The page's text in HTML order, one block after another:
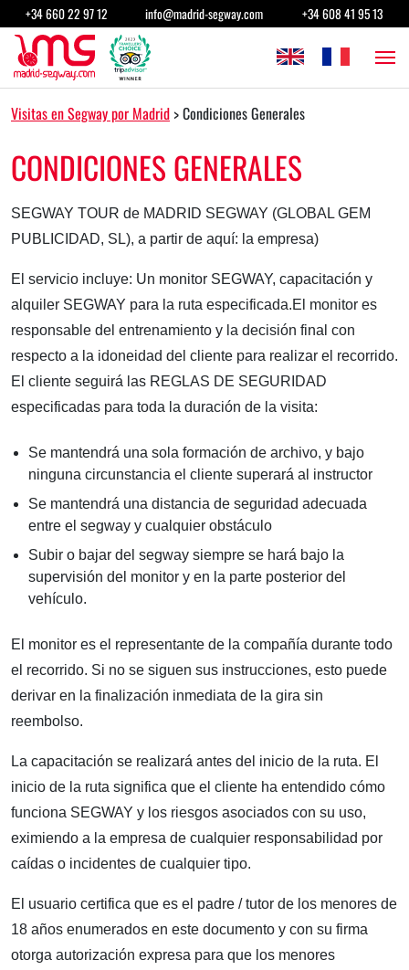
Saltar al contenido
+34 660 22 97 12 info@madrid-segway.com +34 608 41 95 13
Navegación principal
Visitas en Segway por Madrid >Condiciones Generales
CONDICIONES GENERALES
SEGWAY TOUR de MADRID SEGWAY (GLOBAL GEM
PUBLICIDAD, SL), a partir de aquí: la empresa)
El servicio incluye: Un monitor SEGWAY, capacitación y
alquiler SEGWAY para la ruta especificada.El monitor es
responsable del entrenamiento y la decisión final con
respecto a la idoneidad del cliente para realizar el recorrido.
El cliente seguirá las REGLAS DE SEGURIDAD
especificadas para toda la duración de la visita:
Se mantendrá una sola formación de archivo, y bajo
ninguna circunstancia el cliente superará al instructor
Se mantendrá una distancia de seguridad adecuada
entre el segway y cualquier obstáculo
Subir o bajar del segway siempre se hará bajo la
supervisión del monitor y en la parte posterior del
vehículo.
El monitor es el representante de la compañía durante todo
el recorrido. Si no se siguen sus instrucciones, esto puede
derivar en la finalización inmediata de la gira sin
reembolso.
La capacitación se realizará antes del inicio de la ruta. El
inicio de la ruta significa que el cliente ha entendido cómo
funciona SEGWAY y los riesgos asociados con su uso,
eximiendo a la empresa de cualquier responsabilidad por
caídas o incidentes de cualquier tipo.
El usuario certifica que es el padre / tutor de los menores de
18 años enumerados en este documento y con su firma
otorga autorización expresa para que los menores